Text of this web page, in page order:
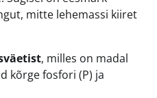
mitte lehemassi kiiret
, milles on madal
kõrge fosfori (P) ja